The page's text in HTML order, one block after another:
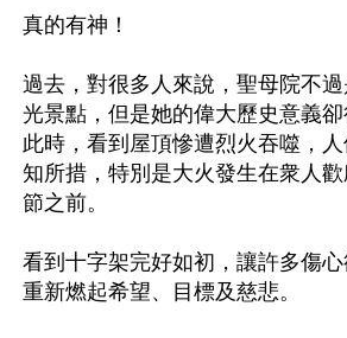
真的有神！
過去，對很多人來說，聖母院不
光景點，但是她的偉大歷史意義卻
此時，看到屋頂慘遭烈火吞噬，
知所措，特別是大火發生在衆人
節之前。
看到十字架完好如初，讓許多傷
重新燃起希望、目標及慈悲。